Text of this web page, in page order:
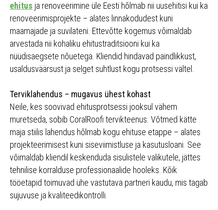
ehitus ja renoveerimine üle Eesti hõlmab nii uusehitisi kui ka
renoveerimisprojekte – alates linnakodudest kuni
maamajade ja suvilateni. Ettevõtte kogemus võimaldab
arvestada nii kohaliku ehitustraditsiooni kui ka
nüüdisaegsete nõuetega. Kliendid hindavad paindlikkust,
usaldusväärsust ja selget suhtlust kogu protsessi vältel.
Terviklahendus – mugavus ühest kohast
Neile, kes soovivad ehitusprotsessi jooksul vähem
muretseda, sobib CoralRoofi tervikteenus. Võtmed kätte
maja stiilis lahendus hõlmab kogu ehituse etappe – alates
projekteerimisest kuni siseviimistluse ja kasutusloani. See
võimaldab kliendil keskenduda sisulistele valikutele, jättes
tehnilise korralduse professionaalide hooleks. Kõik
tööetapid toimuvad ühe vastutava partneri kaudu, mis tagab
sujuvuse ja kvaliteedikontrolli.